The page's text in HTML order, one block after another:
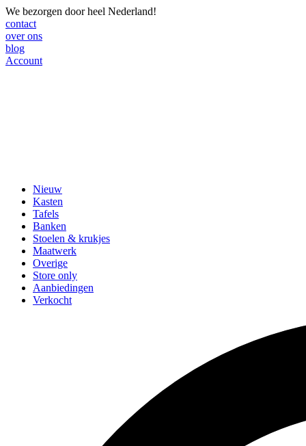
We bezorgen door heel Nederland!
contact
over ons
blog
Account
Nieuw
Kasten
Tafels
Banken
Stoelen & krukjes
Maatwerk
Overige
Store only
Aanbiedingen
Verkocht